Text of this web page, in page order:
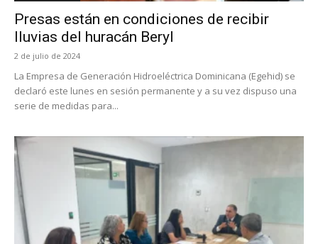
Presas están en condiciones de recibir
lluvias del huracán Beryl
2 de julio de 2024
La Empresa de Generación Hidroeléctrica Dominicana (Egehid) se
declaró este lunes en sesión permanente y a su vez dispuso una
serie de medidas para...